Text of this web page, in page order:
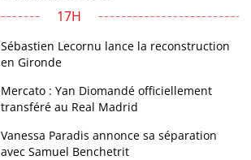
17H
Sébastien Lecornu lance la reconstruction
en Gironde
Mercato : Yan Diomandé officiellement
transféré au Real Madrid
Vanessa Paradis annonce sa séparation
avec Samuel Benchetrit